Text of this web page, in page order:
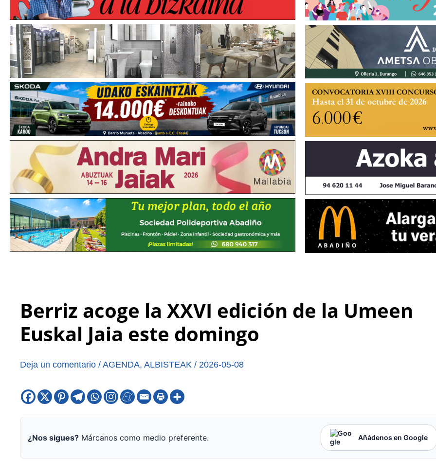
Berriz acoge la XXVI edición de la Umeen
Euskal Jaia este domingo
Deja un comentario / AGENDA, ALBISTEAK / 2026-05-08
¿Nos sigues?Márcanos como medio preferente. Añádenos en Google